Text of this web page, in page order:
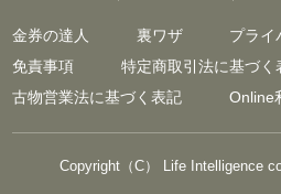
金券の達人 裏ワザ
プライ
免責事項
特定商取引法に基づく
古物営業法に基づく表記
Online
Copyright（C） Life Intelligence